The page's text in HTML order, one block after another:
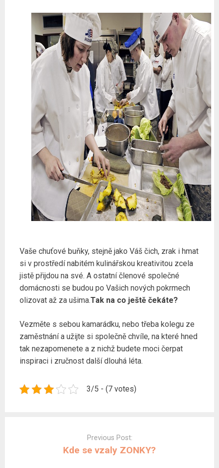
Vaše chuťové buňky, stejně jako Váš čich, zrak i hmat
si v prostředí nabitém kulinářskou kreativitou zcela
jistě přijdou na své. A ostatní členové společné
domácnosti se budou po Vašich nových pokrmech
olizovat až za ušima.Tak na co ještě čekáte?
Vezměte s sebou kamarádku, nebo třeba kolegu ze
zaměstnání a užijte si společně chvíle, na které hned
tak nezapomenete a z nichž budete moci čerpat
inspiraci i zručnost další dlouhá léta.
3/5 - (7 votes)
Previous Post:
Kde se vzaly ZONKY?